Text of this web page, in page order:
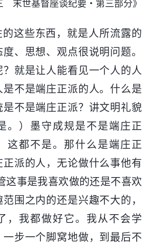
世基督座谈纪要・第三部分》
这些东西，就是人所流露的
、思想、观点很说明问题。
就是让人能看见一个人的人
不是端庄正派的人。什么是
不是端庄正派？讲文明礼貌
。）墨守成规是不是端庄正
这都不是。那什么是端庄正
派的人，无论做什么事他有
这事是我喜欢做的还是不喜欢
围之内的还是兴趣不大的，
，我都做好它。我从不会学
步一个脚窝地做，到最后不